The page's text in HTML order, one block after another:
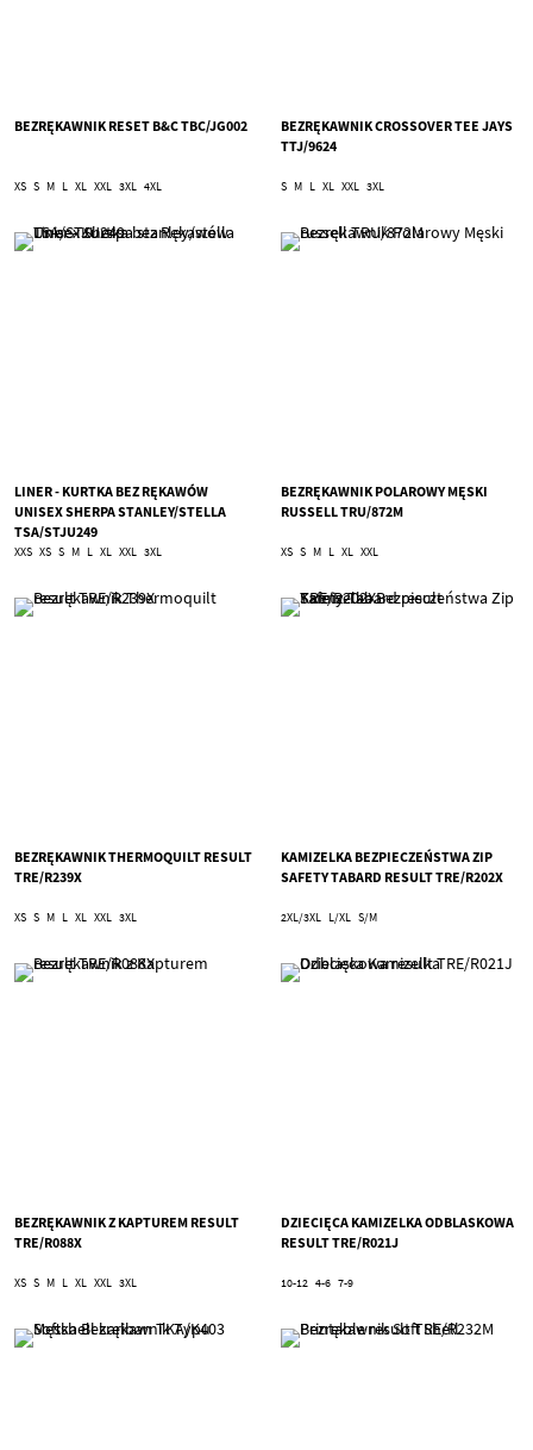
BEZRĘKAWNIK RESET B&C TBC/JG002
XS S M L XL XXL 3XL 4XL
BEZRĘKAWNIK CROSSOVER TEE JAYS
TTJ/9624
S M L XL XXL 3XL
LINER - KURTKA BEZ RĘKAWÓW
UNISEX SHERPA STANLEY/STELLA
TSA/STJU249
XXS XS S M L XL XXL 3XL
BEZRĘKAWNIK POLAROWY MĘSKI
RUSSELL TRU/872M
XS S M L XL XXL
BEZRĘKAWNIK THERMOQUILT RESULT
TRE/R239X
XS S M L XL XXL 3XL
KAMIZELKA BEZPIECZEŃSTWA ZIP
SAFETY TABARD RESULT TRE/R202X
2XL/3XL L/XL S/M
BEZRĘKAWNIK Z KAPTUREM RESULT
TRE/R088X
XS S M L XL XXL 3XL
DZIECIĘCA KAMIZELKA ODBLASKOWA
RESULT TRE/R021J
10-12 4-6 7-9